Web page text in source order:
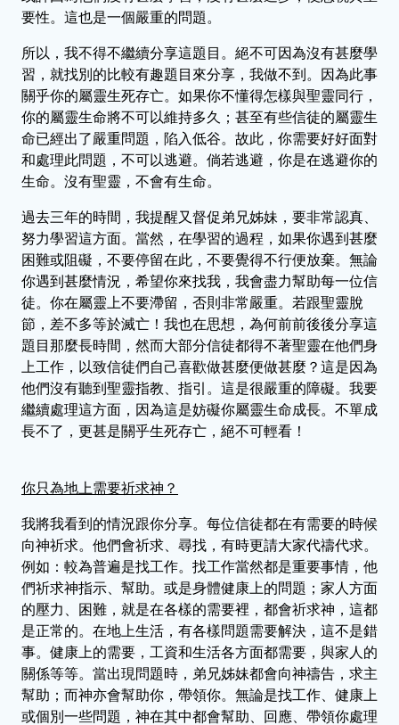
要性。這也是一個嚴重的問題。
所以，我不得不繼續分享這題目。絕不可因為沒有甚麼學
習，就找別的比較有趣題目來分享，我做不到。因為此事
關乎你的屬靈生死存亡。如果你不懂得怎樣與聖靈同行，
你的屬靈生命將不可以維持多久；甚至有些信徒的屬靈生
命已經出了嚴重問題，陷入低谷。故此，你需要好好面對
和處理此問題，不可以逃避。倘若逃避，你是在逃避你的
生命。沒有聖靈，不會有生命。
過去三年的時間，我提醒又督促弟兄姊妹，要非常認真、
努力學習這方面。當然，在學習的過程，如果你遇到甚麼
困難或阻礙，不要停留在此，不要覺得不行便放棄。無論
你遇到甚麼情況，希望你來找我，我會盡力幫助每一位信
徒。你在屬靈上不要滯留，否則非常嚴重。若跟聖靈脫
節，差不多等於滅亡！我也在思想，為何前前後後分享這
題目那麼長時間，然而大部分信徒都得不著聖靈在他們身
上工作，以致信徒們自己喜歡做甚麼便做甚麼？這是因為
他們沒有聽到聖靈指教、指引。這是很嚴重的障礙。我要
繼續處理這方面，因為這是妨礙你屬靈生命成長。不單成
長不了，更甚是關乎生死存亡，絕不可輕看！
你只為地上需要祈求神？
我將我看到的情況跟你分享。每位信徒都在有需要的時候
向神祈求。他們會祈求、尋找，有時更請大家代禱代求。
例如：較為普遍是找工作。找工作當然都是重要事情，他
們祈求神指示、幫助。或是身體健康上的問題；家人方面
的壓力、困難，就是在各樣的需要裡，都會祈求神，這都
是正常的。在地上生活，有各樣問題需要解決，這不是錯
事。健康上的需要，工資和生活各方面都需要，與家人的
關係等等。當出現問題時，弟兄姊妹都會向神禱告，求主
幫助；而神亦會幫助你，帶領你。無論是找工作、健康上
或個別一些問題，神在其中都會幫助、回應、帶領你處理